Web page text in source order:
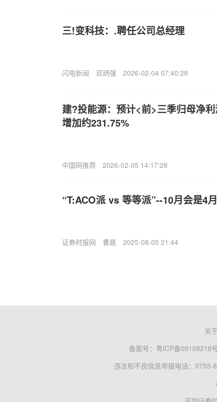
三!变科技：.聘任公司总经理
闪电新闻 邓炳强 2026-02-04 07:40:28
建?投能源：预计<前>三季归母净
增加约231.75%
中国网推荐 2026-02-05 14:17:28
“T:ACO派 vs 等等派”--10月会是4
证券时报网 曹晨 2025-08-05 21:44
关
备案号： 粤ICP备09109218
违法和不良信息举报电话：0755-